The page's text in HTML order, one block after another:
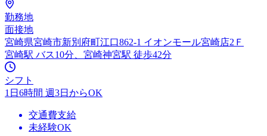
勤務地
面接地
宮崎県宮崎市新別府町江口862-1 イオンモール宮崎店2Ｆ
宮崎駅 バス10分、宮崎神宮駅 徒歩42分
シフト
1日6時間 週3日からOK
交通費支給
未経験OK